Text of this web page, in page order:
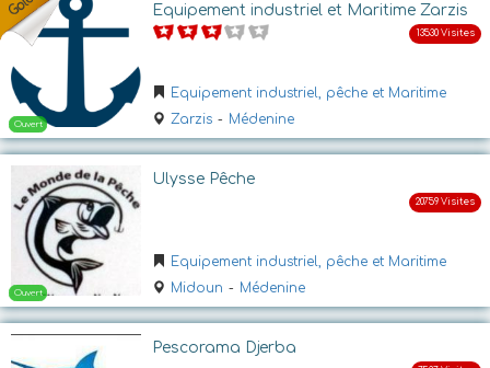
Equipement industriel et Maritime Zarzis
Equipement industriel, pêche et Maritime
Zarzis - Médenine
Ulysse Pêche
Equipement industriel, pêche et Maritime
Midoun - Médenine
Pescorama Djerba